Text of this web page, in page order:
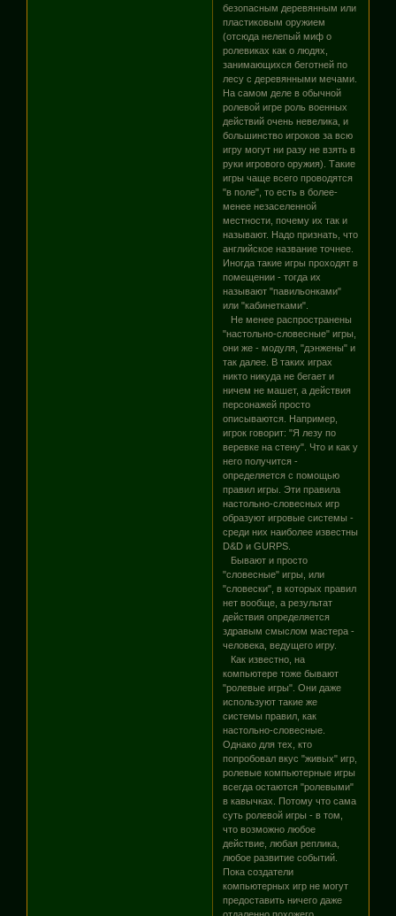
безопасным деревянным или
пластиковым оружием
(отсюда нелепый миф о
ролевиках как о людях,
занимающихся беготней по
лесу с деревянными мечами.
На самом деле в обычной
ролевой игре роль военных
действий очень невелика, и
большинство игроков за всю
игру могут ни разу не взять в
руки игрового оружия). Такие
игры чаще всего проводятся
"в поле", то есть в более-
менее незаселенной
местности, почему их так и
называют. Надо признать, что
английское название точнее.
Иногда такие игры проходят в
помещении - тогда их
называют "павильонками"
или "кабинетками".
Не менее распространены
"настольно-словесные" игры,
они же - модуля, "дэнжены" и
так далее. В таких играх
никто никуда не бегает и
ничем не машет, а действия
персонажей просто
описываются. Например,
игрок говорит: "Я лезу по
веревке на стену". Что и как у
него получится -
определяется с помощью
правил игры. Эти правила
настольно-словесных игр
образуют игровые системы -
среди них наиболее известны
D&D и GURPS.
Бывают и просто
"словесные" игры, или
"словески", в которых правил
нет вообще, а результат
действия определяется
здравым смыслом мастера -
человека, ведущего игру.
Как известно, на
компьютере тоже бывают
"ролевые игры". Они даже
используют такие же
системы правил, как
настольно-словесные.
Однако для тех, кто
попробовал вкус "живых" игр,
ролевые компьютерные игры
всегда остаются "ролевыми"
в кавычках. Потому что сама
суть ролевой игры - в том,
что возможно любое
действие, любая реплика,
любое развитие событий.
Пока создатели
компьютерных игр не могут
предоставить ничего даже